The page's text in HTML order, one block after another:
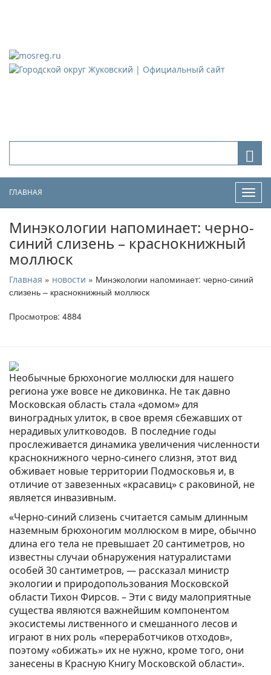
ГЛАВНАЯ
Минэкологии напоминает: черно-
синий слизень – краснокнижный
моллюск
Главная » новости » Минэкологии напоминает: черно-синий
слизень – краснокнижный моллюск
Просмотров: 4884
Необычные брюхоногие моллюски для нашего
региона уже вовсе не диковинка. Не так давно
Московская область стала «домом» для
виноградных улиток, в свое время сбежавших от
нерадивых улитководов. В последние годы
прослеживается динамика увеличения численности
краснокнижного черно-синего слизня, этот вид
обживает новые территории Подмосковья и, в
отличие от завезенных «красавиц» с раковиной, не
является инвазивным.
«Черно-синий слизень считается самым длинным
наземным брюхоногим моллюском в мире, обычно
длина его тела не превышает 20 сантиметров, но
известны случаи обнаружения натуралистами
особей 30 сантиметров, — рассказал министр
экологии и природопользования Московской
области Тихон Фирсов. – Эти с виду малоприятные
существа являются важнейшим компонентом
экосистемы лиственного и смешанного лесов и
играют в них роль «переработчиков отходов»,
поэтому «обижать» их не нужно, кроме того, они
занесены в Красную Книгу Московской области».